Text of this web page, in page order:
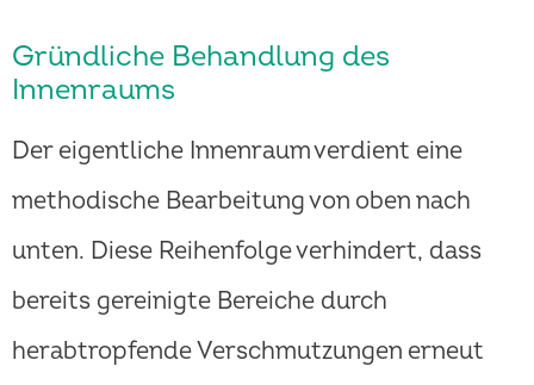
Gründliche Behandlung des
Innenraums
Der eigentliche Innenraum verdient eine
methodische Bearbeitung von oben nach
unten. Diese Reihenfolge verhindert, dass
bereits gereinigte Bereiche durch
herabtropfende Verschmutzungen erneut